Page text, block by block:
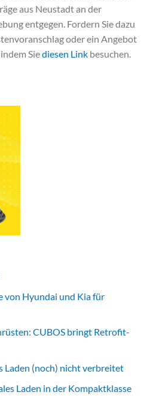
aus Neustadt an der
entgegen. Fordern Sie dazu
oder ein Angebot
Siediesen Link besuchen.
von Hyundai und Kia für
CUBOS bringt Retrofit-
Laden (noch) nicht verbreitet
Laden in der Kompaktklasse